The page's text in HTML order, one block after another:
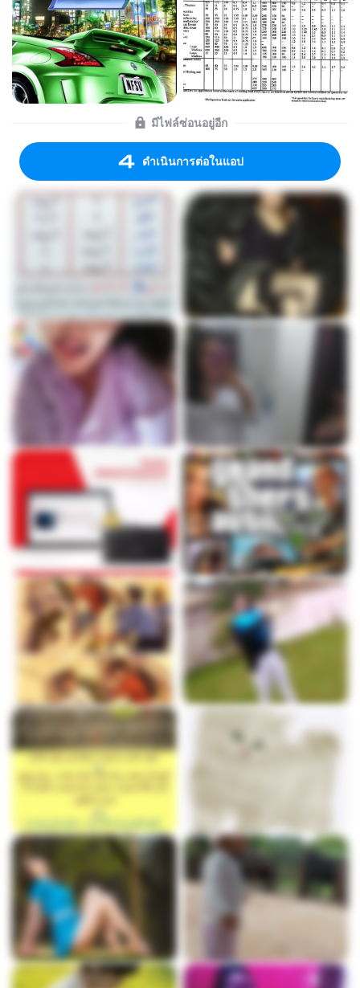
มีไฟล์ซ่อนอยู่อีก
ดำเนินการต่อในแอป